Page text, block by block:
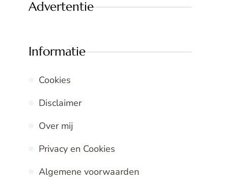
Advertentie
Informatie
Cookies
Disclaimer
Over mij
Privacy en Cookies
Algemene voorwaarden